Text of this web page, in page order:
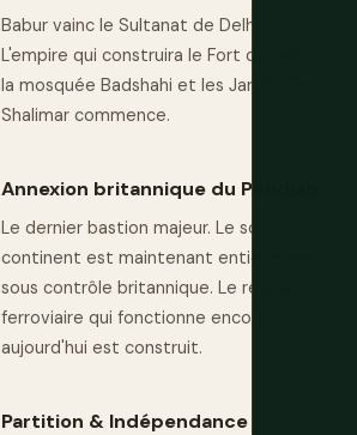
Babur vainc le Sultanat de Delhi.
L'empire qui construira le Fort de Lahore,
la mosquée Badshahi et les Jardins de
Shalimar commence.
Annexion britannique du Pendjab
Le dernier bastion majeur. Le sous-
continent est maintenant entièrement
sous contrôle britannique. Le réseau
ferroviaire qui fonctionne encore
aujourd'hui est construit.
Partition & Indépendance